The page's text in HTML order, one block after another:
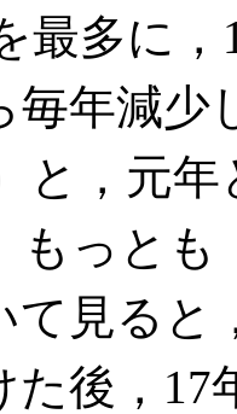
最多に
毎年減少
と，元
もっとも
て見ると
た後，17